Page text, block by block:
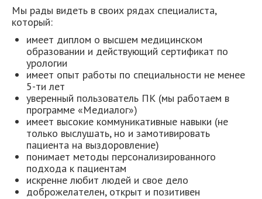
Мы рады видеть в своих рядах специалиста,
который:
имеет диплом о высшем медицинском
образовании и действующий сертификат по
урологии
имеет опыт работы по специальности не менее
5-ти лет
уверенный пользователь ПК (мы работаем в
программе «Медиалог»)
имеет высокие коммуникативные навыки (не
только выслушать, но и замотивировать
пациента на выздоровление)
понимает методы персонализированного
подхода к пациентам
искренне любит людей и свое дело
доброжелателен, открыт и позитивен